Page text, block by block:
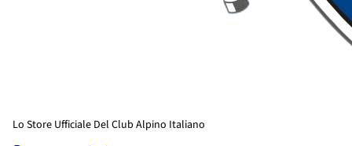
Lo Store Ufficiale Del Club Alpino Italiano